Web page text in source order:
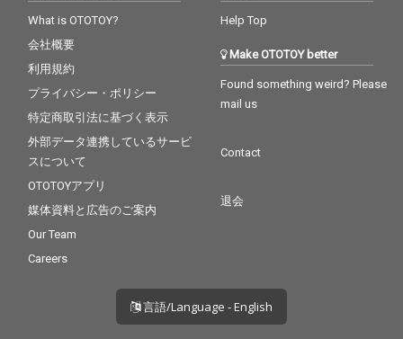
What is OTOTOY?
会社概要
利用規約
プライバシー・ポリシー
特定商取引法に基づく表示
外部データ連携しているサービ
スについて
OTOTOYアプリ
媒体資料と広告のご案内
Our Team
Careers
Help Top
Make OTOTOY better
Found something weird? Please
mail us
Contact
退会
言語/Language - English